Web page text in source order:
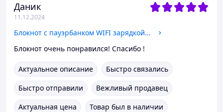
Даник
11.12.2024
Блокнот с пауэрбанком WIFI зарядкой флешкой 16 Gb черный
Блокнот очень понравился! Спасибо !
Актуальное описание
Быстро связались
Быстро отправили
Вежливый продавец
Актуальная цена
Товар был в наличии